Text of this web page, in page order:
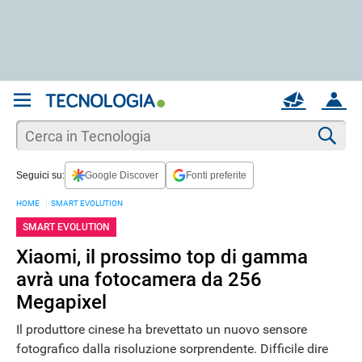
ACCOUNT
MAIL
Seguici su: Google Discover Fonti preferite
HOME SMART EVOLUTION
SMART EVOLUTION
Xiaomi, il prossimo top di gamma
avrà una fotocamera da 256
Megapixel
Il produttore cinese ha brevettato un nuovo sensore
fotografico dalla risoluzione sorprendente. Difficile dire